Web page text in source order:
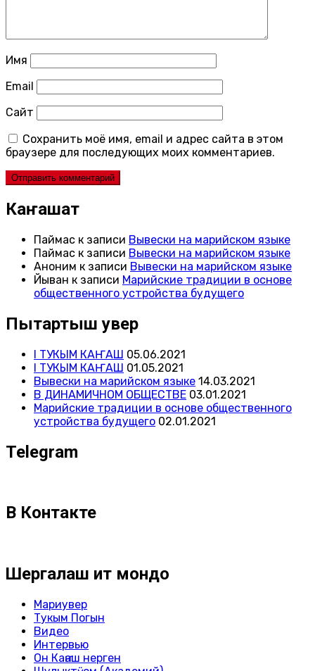
Имя
Email
Сайт
Сохранить моё имя, email и адрес сайта в этом
браузере для последующих моих комментариев.
Каҥашат
Паймас к записи Вывески на марийском языке
Паймас к записи Вывески на марийском языке
Аноним к записи Вывески на марийском языке
Йыван к записи Марийские традиции в основе
общественного устройства будущего
Пытартыш увер
I ТУКЫМ КАҤАШ 05.06.2021
I ТУКЫМ КАҤАШ 01.05.2021
Вывески на марийском языке 14.03.2021
В ДИНАМИЧНОМ ОБЩЕСТВЕ 03.01.2021
Марийские традиции в основе общественного
устройства будущего 02.01.2021
Telegram
В Контакте
Шергалаш ит мондо
Мариувер
Тукым Погын
Видео
Интервью
Он Каҥаш нерген